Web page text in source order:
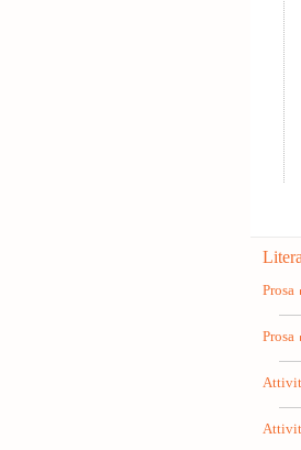
Prosa
Prosa